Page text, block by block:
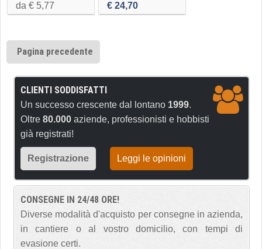
da € 5,77 € 24,70
Pagina precedente
CLIENTI SODDISFATTI
Un successo crescente dal lontano 1999.
Oltre 80.000 aziende, professionisti e hobbisti
già registrati!
Registrazione Leggi le opinioni
CONSEGNE IN 24/48 ORE!
Diverse modalità d'acquisto per consegne in azienda,
in cantiere o al vostro domicilio, con tempi di
evasione certi.